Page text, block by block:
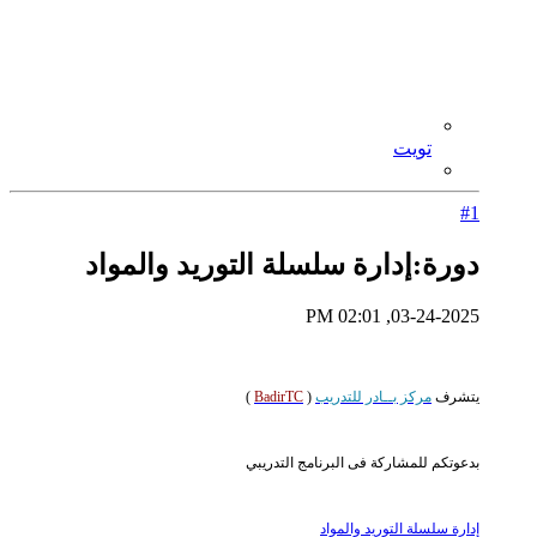
تويت
#1
دورة:إدارة سلسلة التوريد والمواد
03-24-2025, 02:01 PM
يتشرف مركز بــادر للتدريب (
BadirTC
)
بدعوتكم للمشاركة فى البرنامج التدريبي
إدارة سلسلة التوريد والمواد